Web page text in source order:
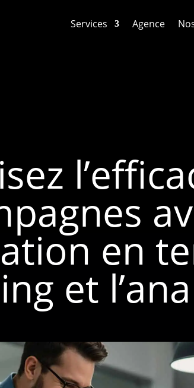
Services Agence
en
et